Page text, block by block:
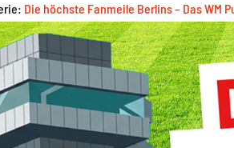
Die höchste Fanmeile Berlins – Das WM